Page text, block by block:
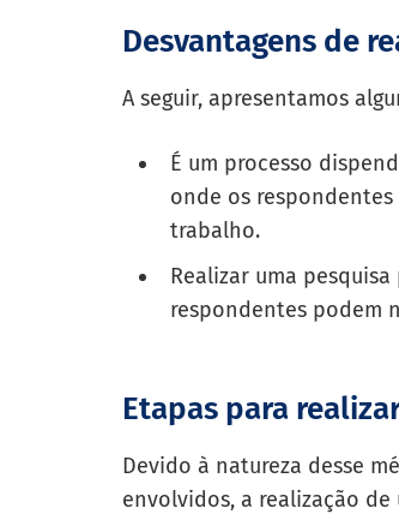
Desvantagens de
A seguir, apresentamos
É um processo
onde os
trabalho.
Realizar uma
respondentes podem
Etapas para
Devido à natureza desse
envolvidos, a realização